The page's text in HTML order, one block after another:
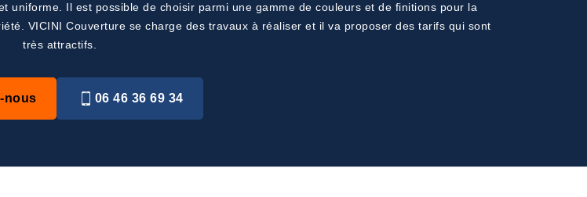
uniforme. Il est possible de choisir parmi une gamme de couleurs et de finitions pour la
VICINI Couverture se charge des travaux à réaliser et il va proposer des tarifs qui sont
très attractifs.
nous 06 46 36 69 34